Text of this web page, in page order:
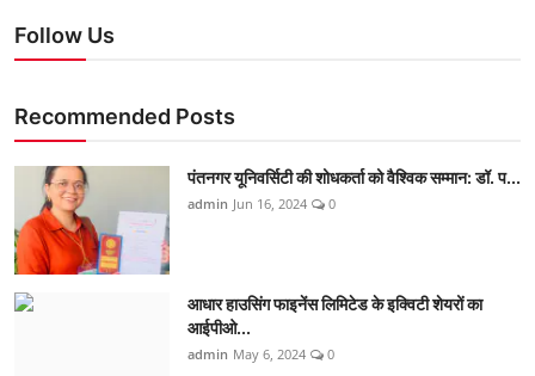
Follow Us
Recommended Posts
पंतनगर यूनिवर्सिटी की शोधकर्ता को वैश्विक सम्मान: डॉ. प...
admin Jun 16, 2024 0
आधार हाउसिंग फाइनेंस लिमिटेड के इक्विटी शेयरों का
आईपीओ...
admin May 6, 2024 0